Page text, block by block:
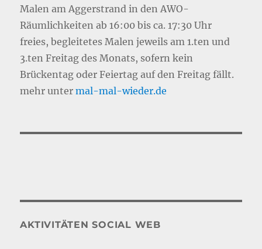
Malen am Aggerstrand in den AWO-
Räumlichkeiten ab 16:00 bis ca. 17:30 Uhr
freies, begleitetes Malen jeweils am 1.ten und
3.ten Freitag des Monats, sofern kein
Brückentag oder Feiertag auf den Freitag fällt.
mehr untermal-mal-wieder.de
AKTIVITÄTEN SOCIAL WEB